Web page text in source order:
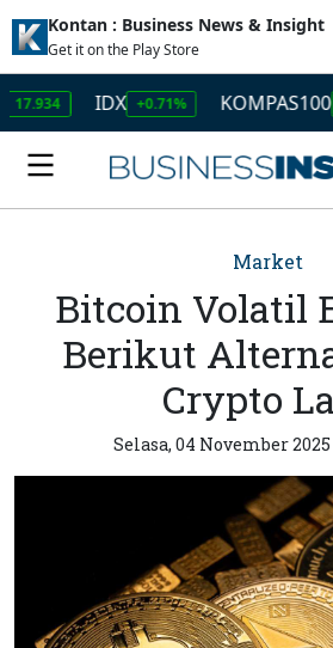
Kontan : Business News & Insight
Get it on the Play Store
IDX +0.71% KOMPAS100 +1.04%
Market
Bitcoin Volatil
Berikut
Crypto
Selasa, 04 November 2025